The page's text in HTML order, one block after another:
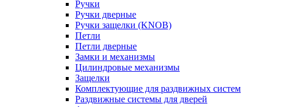
Ручки
Ручки дверные
Ручки защелки (KNOB)
Петли
Петли дверные
Замки и механизмы
Цилиндровые механизмы
Защелки
Комплектующие для раздвижных систем
Раздвижные системы для дверей